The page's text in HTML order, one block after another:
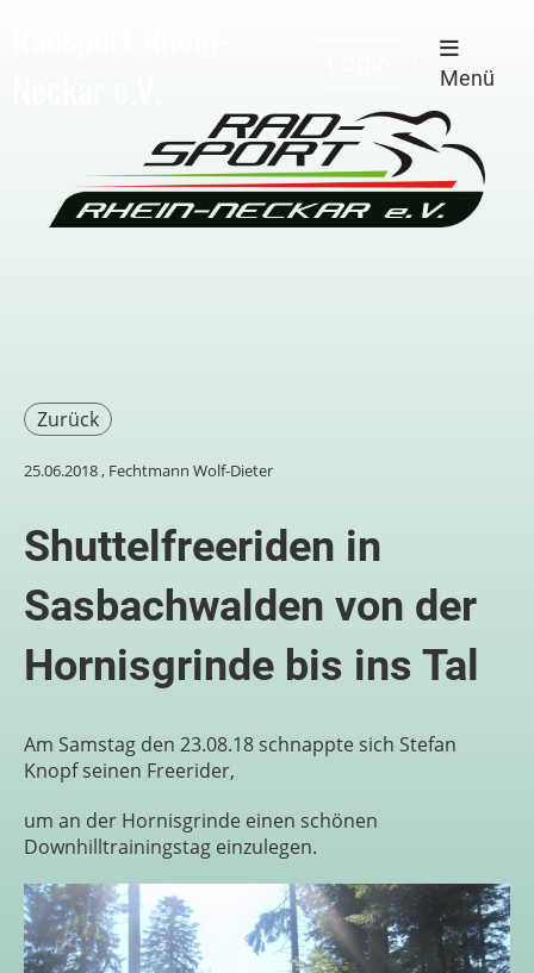
Menü
Zurück
25.06.2018, Fechtmann Wolf-Dieter
Shuttelfreeriden in
Sasbachwalden von der
Hornisgrinde bis ins Tal
Am Samstag den 23.08.18 schnappte sich Stefan
Knopf seinen Freerider,
um an der Hornisgrinde einen schönen
Downhilltrainingstag einzulegen.